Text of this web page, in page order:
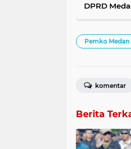
DPRD
Pemko Medan
komentar
Berita